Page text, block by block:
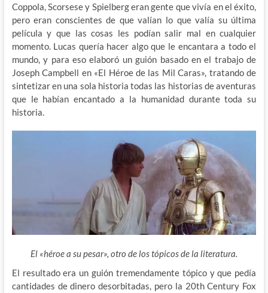
Coppola, Scorsese y Spielberg eran gente que vivía en el éxito,
pero eran conscientes de que valían lo que valía su última
película y que las cosas les podían salir mal en cualquier
momento. Lucas quería hacer algo que le encantara a todo el
mundo, y para eso elaboró un guión basado en el trabajo de
Joseph Campbell en «El Héroe de las Mil Caras», tratando de
sintetizar en una sola historia todas las historias de aventuras
que le habían encantado a la humanidad durante toda su
historia.
El «héroe a su pesar», otro de los tópicos de la literatura.
El resultado era un guión tremendamente tópico y que pedía
cantidades de dinero desorbitadas, pero la 20th Century Fox